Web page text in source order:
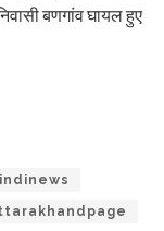
बणगांव घायल हुए